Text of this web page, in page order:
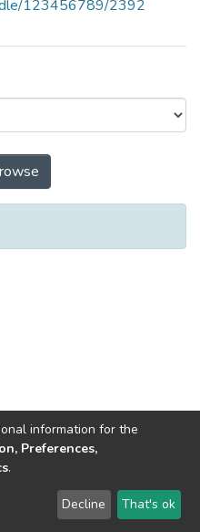
123456789/2392
National University
LYRASIS
Send Feedback
information for the
Preferences,
.
Decline That's ok